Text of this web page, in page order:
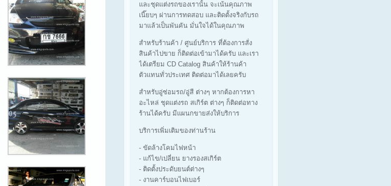
และชุดแต่งรถของเรานั้น จะเน้นคุณภาพ
เนี๊ยบๆ ผ่านการทดสอบ และติดตั้งจริงกับรถ
มาแล้วเป็นพันคัน มั่นใจได้ในคุณภาพ
สำหรับร้านค้า / ศูนย์บริการ ที่ต้องการสั่ง
สินค้าไปขาย ก็ติดต่อเข้ามาได้ครับ และเรา
ได้เตรียม CD Catalog สินค้าให้ร้านค้า
ตัวแทนทั่วประเทศ ติดต่อมาได้เลยครับ
สำหรับอู่ซ่อมรถ/อู่สี ต่างๆ หากต้องการหา
อะไหล่ ชุดแต่งรถ สเกิร์ต ต่างๆ ก็ติดต่อทาง
ร้านได้ครับ มีแผนกขายส่งให้บริการ
บริการเพิ่มเติมของท่านร้าน
- ขัดล้างโคมไฟหน้า
- แก้ไข/เปลี่ยน ยางรองสเกิร์ต
- ติดตั้งประดับยนต์ต่างๆ
- งานคาร์บอนไฟเบอร์